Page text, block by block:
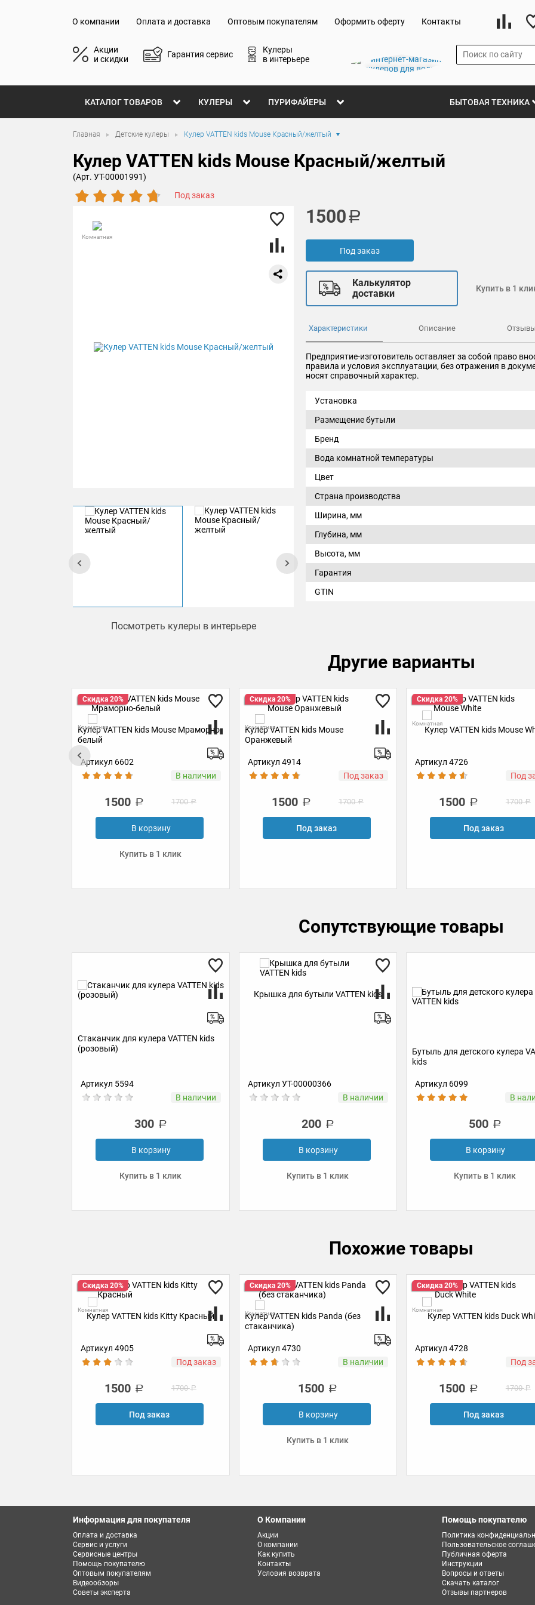
О компании Оплата и доставка Оптовым покупателям Оформить оферту Контакты
Акции
и скидки
Гарантия сервис
Кулеры
в интерьере
КАТАЛОГ ТОВАРОВ КУЛЕРЫ ПУРИФАЙЕРЫ БЫТОВАЯ ТЕХНИКА
Главная Детские кулеры Кулер VATTEN kids Mouse Красный/желтый
Кулер VATTEN kids Mouse Красный/желтый
(Арт. УТ-00001991)
Под заказ
Комнатная
Посмотреть кулеры в интерьере
1500
Под заказ
Калькулятор
доставки
Купить в 1
Характеристики Описание Отзывы
Предприятие-изготовитель оставляет за собой право
правила и условия эксплуатации, без отражения в
носят справочный характер.
Установка
Размещение бутыли
Бренд
Вода комнатной температуры
Цвет
Страна производства
Ширина, мм
Глубина, мм
Высота, мм
Гарантия
GTIN
Другие варианты
Скидка 20%
Комнатная
Кулер VATTEN kids Mouse
Оранжевый
Артикул 4914
Под заказ
1500 1700
Под заказ
Скидка 20%
Комнатная
Кулер VATTEN kids Mouse White
Артикул 4726
Под заказ
1500 1700
Под заказ
Скидка 20%
Комнатная
Кулер VATTEN kids
Артикул 5593
1500
Под заказ
Сопутствующие товары
кулера VATTEN kids
В наличии
Крышка для бутыли VATTEN kids
Артикул УТ-00000366
В наличии
В корзину
Купить в 1 клик
Бутыль для детского кулера VATTEN
Артикул 6099
В наличии
В корзину
Купить в 1 клик
Стаканчик для
(розовый)
Артикул 5594
В
Купить в 1
Похожие товары
kids Kitty Красный
Под заказ
Скидка 20%
Комнатная
Кулер VATTEN kids Panda (без
Артикул 4730
В наличии
1500
Скидка 20%
Кулер VATTEN kids Duck White
Под заказ
1500
Скидка 20%
Кулер VATTEN
1500
Информация для покупателя
Оплата и доставка
Сервис и услуги
Сервисные центры
Помощь покупателю
Оптовым покупателям
Видеообзоры
Советы эксперта
О Компании
Акции
О компании
Как купить
Контакты
Условия возврата
Помощь покупателю
Политика
Пользовательское
Публичная оферта
Инструкции
Вопросы и ответы
Скачать каталог
Отзывы партнеров